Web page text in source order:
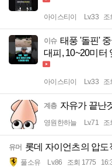
아이스티이 Lv.33 조
이슈 태풍 '돌핀'
대피, 10~20미터
아이스티이 Lv.33 조
계층 자유가 끝난
영원한하늘 Lv.71 조
유머 롯데 자이언츠의 압도
풀소유 Lv.86 조회 1775